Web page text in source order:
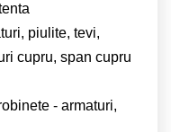
piulite, tevi,
cupru, span cupru
- armaturi,